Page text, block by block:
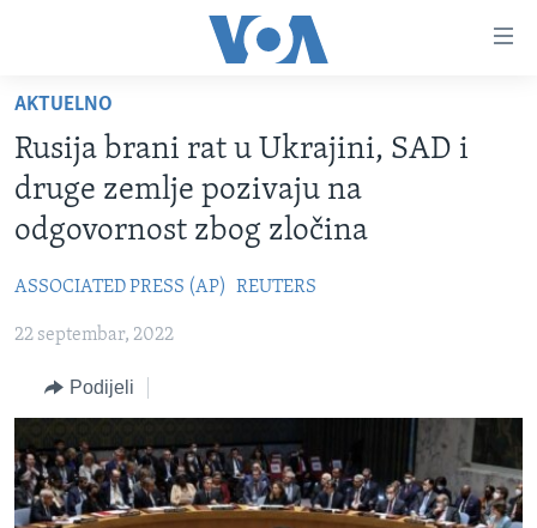
glavni
sadržaj
Pređi
na
glavnu
Idi
na
TV PROGRAM
VIDEO
FOTOGRAFIJE DANA
SJEDINJENE AMERIČKE DRŽAVE
BOSNA I HERCEGOVINA
SVIJET
NAUKA I TEHNOLOGIJA
SPECIJALNI PROJEKTI
KORUPCIJA
ŽENSKA STRANA
IZBJEGLIČKA STRANA
AKTUELNO
Rusija brani rat u Ukrajini, SAD i
druge zemlje pozivaju na
odgovornost zbog zločina
ASSOCIATED PRESS (AP) REUTERS
22 septembar, 2022
Podijeli